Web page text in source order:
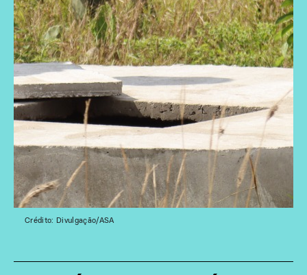
Crédito: Divulgação/ASA